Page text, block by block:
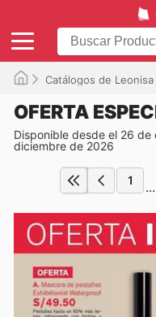
Catálogos de Leonisa
OFERTA
Disponible desde el 26
diciembre de 2026
1 ...